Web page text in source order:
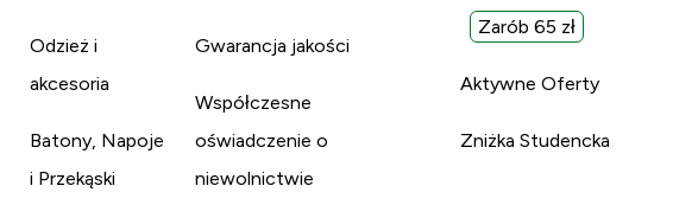
Odzież i
akcesoria
Batony, Napoje
i Przekąski
Gwarancja jakości
Współczesne
oświadczenie o
niewolnictwie
Zarób 65 zł
Aktywne Oferty
Zniżka Studencka